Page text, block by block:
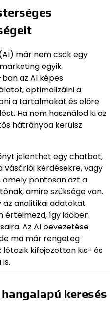
már nem csak egy
egyik
az AI képes
optimalizálni a
a tartalmakat és előre
Ha nem használod ki az
hátrányba kerülsz
jelenthet egy chatbot,
vásárlói kérdésekre, vagy
amely pontosan azt a
amire szüksége van.
az analitikai adatokat
értelmezd, így időben
Az AI bevezetése
ma már rengeteg
létezik kifejezetten kis- és
keresés